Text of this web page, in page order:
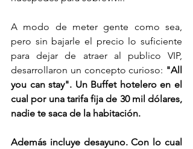
A modo de meter gente como sea,
pero sin bajarle el precio lo suficiente
para dejar de atraer al publico VIP,
desarrollaron un concepto curioso: "All
you can stay". Un Buffet hotelero en el
cual por una tarifa fija de 30 mil dólares,
nadie te saca de la habitación.
Además incluye desayuno. Con lo cual